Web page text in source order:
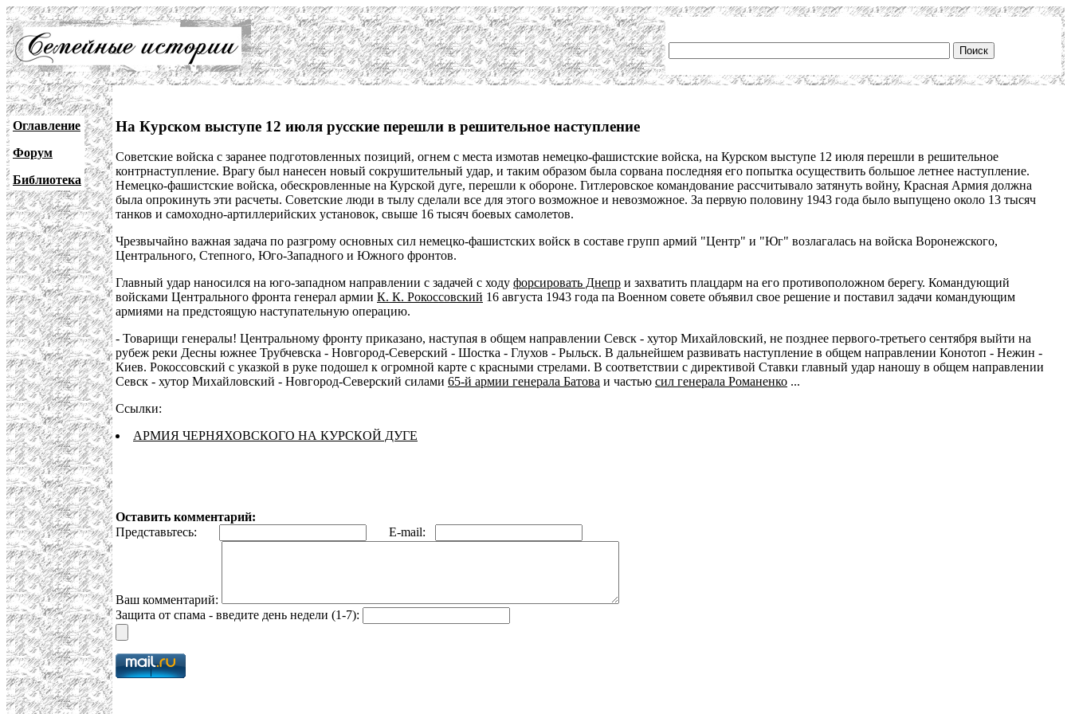
Оглавление
Форум
Библиотека
На Курском выступе 12 июля русские перешли в решительное наступление
Советские войска с заранее подготовленных позиций, огнем с места измотав немецко-фашистские войска, на Курском выступе 12 июля перешли в решительное
контрнаступление. Врагу был нанесен новый сокрушительный удар, и таким образом была сорвана последняя его попытка осуществить большое летнее наступление.
Немецко-фашистские войска, обескровленные на Курской дуге, перешли к обороне. Гитлеровское командование рассчитывало затянуть войну, Красная Армия должна
была опрокинуть эти расчеты. Советские люди в тылу сделали все для этого возможное и невозможное. За первую половину 1943 года было выпущено около 13 тысяч
танков и самоходно-артиллерийских установок, свыше 16 тысяч боевых самолетов.
Чрезвычайно важная задача по разгрому основных сил немецко-фашистских войск в составе групп армий "Центр" и "Юг" возлагалась на войска Воронежского,
Центрального, Степного, Юго-Западного и Южного фронтов.
Главный удар наносился на юго-западном направлении с задачей с ходу форсировать Днепр и захватить плацдарм на его противоположном берегу. Командующий
войсками Центрального фронта генерал армии К. К. Рокоссовский 16 августа 1943 года па Военном совете объявил свое решение и поставил задачи командующим
армиями на предстоящую наступательную операцию.
- Товарищи генералы! Центральному фронту приказано, наступая в общем направлении Севск - хутор Михайловский, не позднее первого-третьего сентября выйти на
рубеж реки Десны южнее Трубчевска - Новгород-Северский - Шостка - Глухов - Рыльск. В дальнейшем развивать наступление в общем направлении Конотоп - Нежин -
Киев. Рокоссовский с указкой в руке подошел к огромной карте с красными стрелами. В соответствии с директивой Ставки главный удар наношу в общем направлении
Севск - хутор Михайловский - Новгород-Северский силами 65-й армии генерала Батова и частью сил генерала Романенко ...
Ссылки:
АРМИЯ ЧЕРНЯХОВСКОГО НА КУРСКОЙ ДУГЕ
Оставить комментарий:
Представьтесь:
E-mail:
Ваш комментарий:
Защита от спама - введите день недели (1-7):